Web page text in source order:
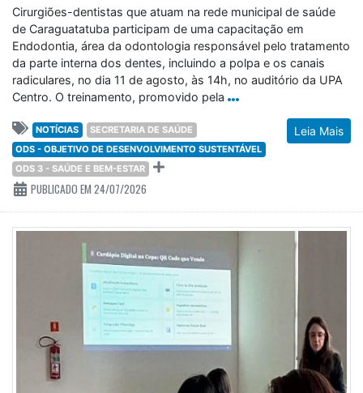
Cirurgiões-dentistas que atuam na rede municipal de saúde
de Caraguatatuba participam de uma capacitação em
Endodontia, área da odontologia responsável pelo tratamento
da parte interna dos dentes, incluindo a polpa e os canais
radiculares, no dia 11 de agosto, às 14h, no auditório da UPA
Centro. O treinamento, promovido pela
Leia Mais
NOTÍCIAS
SECRETARIA DE SAÚDE
ODS - OBJETIVO DE DESENVOLVIMENTO SUSTENTÁVEL
ODS 3 - SAÚDE E BEM-ESTAR
PUBLICADO EM 24/07/2026